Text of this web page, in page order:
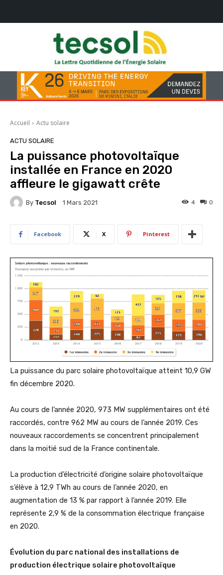
Accueil Actu solaire
ACTU SOLAIRE
La puissance photovoltaïque
installée en France en 2020
affleure le gigawatt crête
By Tecsol 1 Mars 2021 0
4
Facebook X Pinterest
La puissance du parc solaire photovoltaïque atteint 10,9 GW
fin décembre 2020.
Au cours de l’année 2020, 973 MW supplémentaires ont été
raccordés, contre 962 MW au cours de l’année 2019. Ces
nouveaux raccordements se concentrent principalement
dans la moitié sud de la France continentale.
La production d’électricité d’origine solaire photovoltaïque
s’élève à 12,9 TWh au cours de l’année 2020, en
augmentation de 13 % par rapport à l’année 2019. Elle
représente 2,9 % de la consommation électrique française
en 2020.
Évolution du parc national des installations de
production électrique solaire photovoltaïque